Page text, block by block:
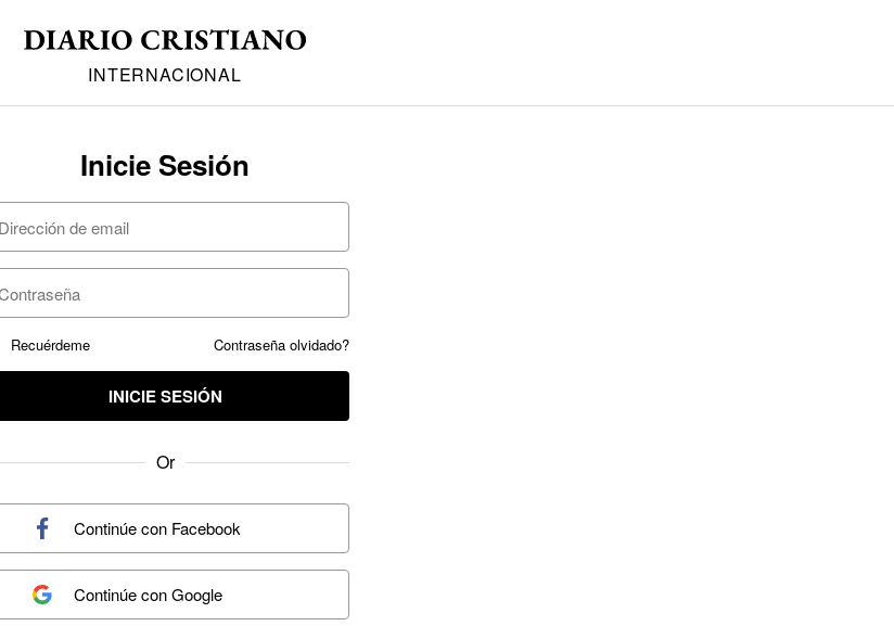
INTERNACIONAL
Inicie Sesión
Contraseña olvidado?
Recuérdeme
INICIE SESIÓN
Or
Continúe con Facebook
Continúe conGoogle